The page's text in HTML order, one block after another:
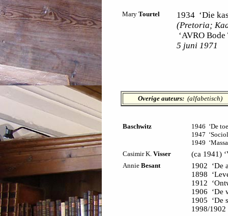
Mary Tourtel
1934 ‘Die
(Pretoria;
‘AVRO
5 juni 1971
Overige auteurs:(alfabetisch)
Baschwitz
1946 ‘De
1947
1949
Casimir K. Visser (ca 1941)
Annie Besant
1902 ‘De
1898
1912
1906 ‘De
1905 ‘De
1998/1902